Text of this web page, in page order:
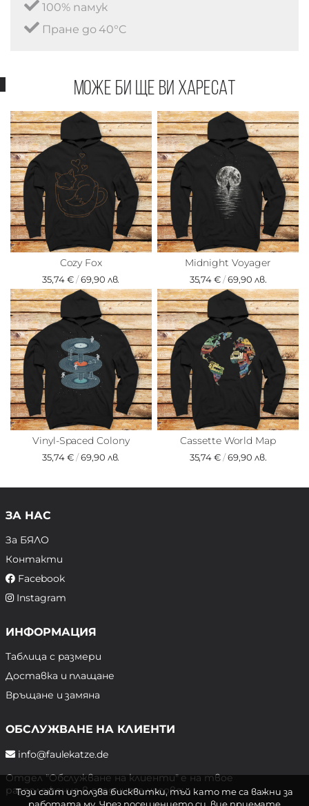
100% памук
Пране до 40°C
Може би ще ви харесат
Cozy Fox
35,74 €/69,90 лв.
Midnight Voyager
35,74 €/69,90 лв.
Vinyl-Spaced Colony
35,74 €/69,90 лв.
Cassette World Map
35,74 €/69,90 лв.
ЗА НАС
За БЯЛО
Контакти
Facebook
Instagram
ИНФОРМАЦИЯ
Таблица с размери
Доставка и плащане
Връщане и замяна
ОБСЛУЖВАНЕ НА КЛИЕНТИ
info@faulekatze.de
Отдел "Обслужване на клиенти" е на твое
разположение в следните часове:
Този сайт използва бисквитки, тъй като те са важни за